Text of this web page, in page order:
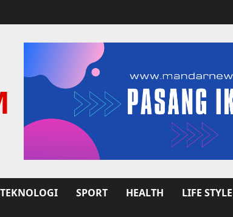
TEKNOLOGI SPORT HEALTH LIFE STYLE